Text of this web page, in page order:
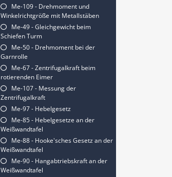
Me-109 - Drehmoment und
Winkelrichtgröße mit Metallstäben
Me-49 - Gleichgewicht beim
Schiefen Turm
Me-50 - Drehmoment bei der
Garnrolle
Me-67 - Zentrifugalkraft beim
rotierenden Eimer
Me-107 - Messung der
Zentrifugalkraft
Me-97 - Hebelgesetz
Me-85 - Hebelgesetze an der
Weißwandtafel
Me-88 - Hooke'sches Gesetz an der
Weißwandtafel
Me-90 - Hangabtriebskraft an der
Weißwandtafel